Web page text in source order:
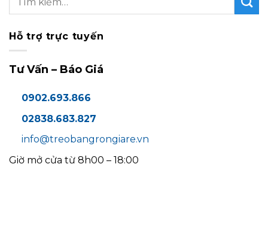
Hỗ trợ trực tuyến
Tư Vấn – Báo Giá
0902.693.866
02838.683.827
info@treobangrongiare.vn
Giờ mở cửa từ 8h00 – 18:00